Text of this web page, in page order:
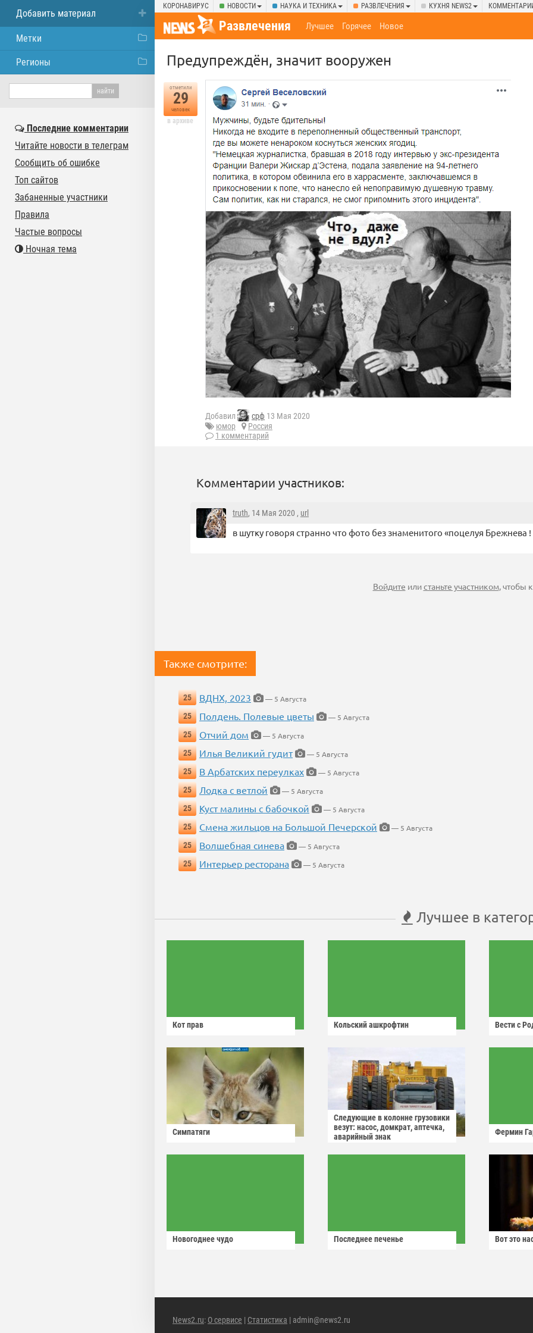
КОРОНАВИРУС НОВОСТИ НАУКА И ТЕХНИКА РАЗВЛЕЧЕНИЯ КУХНЯ NEWS2
Развлечения Лучшее Горячее Новое
Предупреждён, значит вооружен
отметили
29
человек
в архиве
Добавил срф 13 Мая 2020
юмор
Россия
1 комментарий
Комментарии участников:
truth, 14 Мая 2020 , url
в шутку говоря странно что фото без знаменитого «поцелуя Брежнева !
Войдите илистаньте участником, чтобы
Также смотрите:
25 ВДНХ, 2023
— 5 Августа
25
Полдень. Полевые цветы
— 5 Августа
25
Отчий дом
— 5 Августа
25
Илья Великий гудит
— 5 Августа
25
В Арбатских переулках
— 5 Августа
25
Лодка с ветлой
— 5 Августа
25
Куст малины с бабочкой
— 5 Августа
25
Смена жильцов на Большой Печерской
— 5 Августа
25
Волшебная синева
— 5 Августа
25
Интерьер ресторана — 5 Августа
Лучшее в
Кот прав Кольский ашкрофтин Вести с
Симпатяги
Следующие в колонне грузовики
везут: насос, домкрат, аптечка,
аварийный знак
Фермин
Новогоднее чудо Последнее печенье Вот это
News2.ru: О сервисе | Статистика | admin@news2.ru
Добавить материал
Метки
Регионы
Последние комментарии
Читайте новости в телеграм
Сообщить об ошибке
Топ сайтов
Забаненные участники
Правила
Частые вопросы
Ночная тема